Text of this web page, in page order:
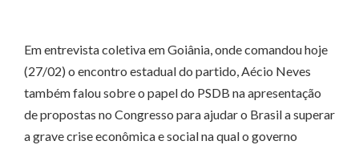
Em entrevista coletiva em Goiânia, onde comandou hoje
(27/02) o encontro estadual do partido, Aécio Neves
também falou sobre o papel do PSDB na apresentação
de propostas no Congresso para ajudar o Brasil a superar
a grave crise econômica e social na qual o governo